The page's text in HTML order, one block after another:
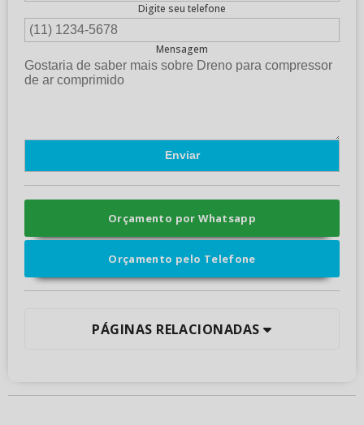
Digite seu telefone
Mensagem
Orçamento por Whatsapp
Orçamento pelo Telefone
PÁGINAS RELACIONADAS